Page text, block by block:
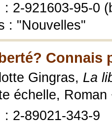
: 2-921603-95-0
: "Nouvelles"
Connais
Gingras, La
échelle,
: 2-89021-343-9